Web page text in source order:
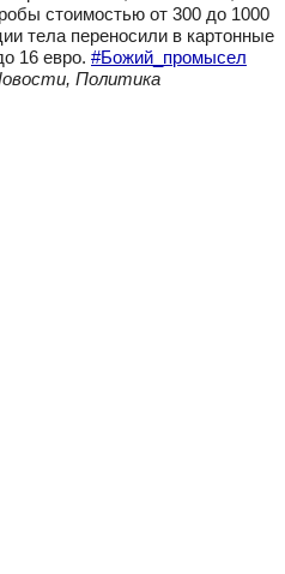
стоимостью от 300 до 1000
тела переносили в картонные
16 евро. #Божий_промысел
Политика